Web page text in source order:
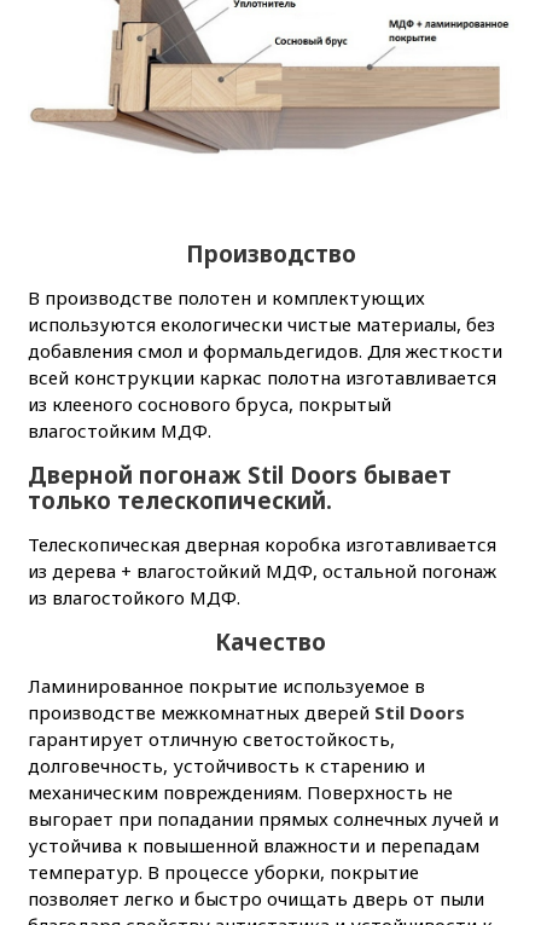
Производство
В производстве полотен и комплектующих
используются екологически чистые материалы, без
добавления смол и формальдегидов. Для жесткости
всей конструкции каркас полотна изготавливается
из клееного соснового бруса, покрытый
влагостойким МДФ.
Дверной погонаж Stil Doors бывает
только телескопический.
Телескопическая дверная коробка изготавливается
из дерева + влагостойкий МДФ, остальной погонаж
из влагостойкого МДФ.
Качество
Ламинированное покрытие используемое в
производстве межкомнатных дверей Stil Doors
гарантирует отличную светостойкость,
долговечность, устойчивость к старению и
механическим повреждениям. Поверхность не
выгорает при попадании прямых солнечных лучей и
устойчива к повышенной влажности и перепадам
температур. В процессе уборки, покрытие
позволяет легко и быстро очищать дверь от пыли